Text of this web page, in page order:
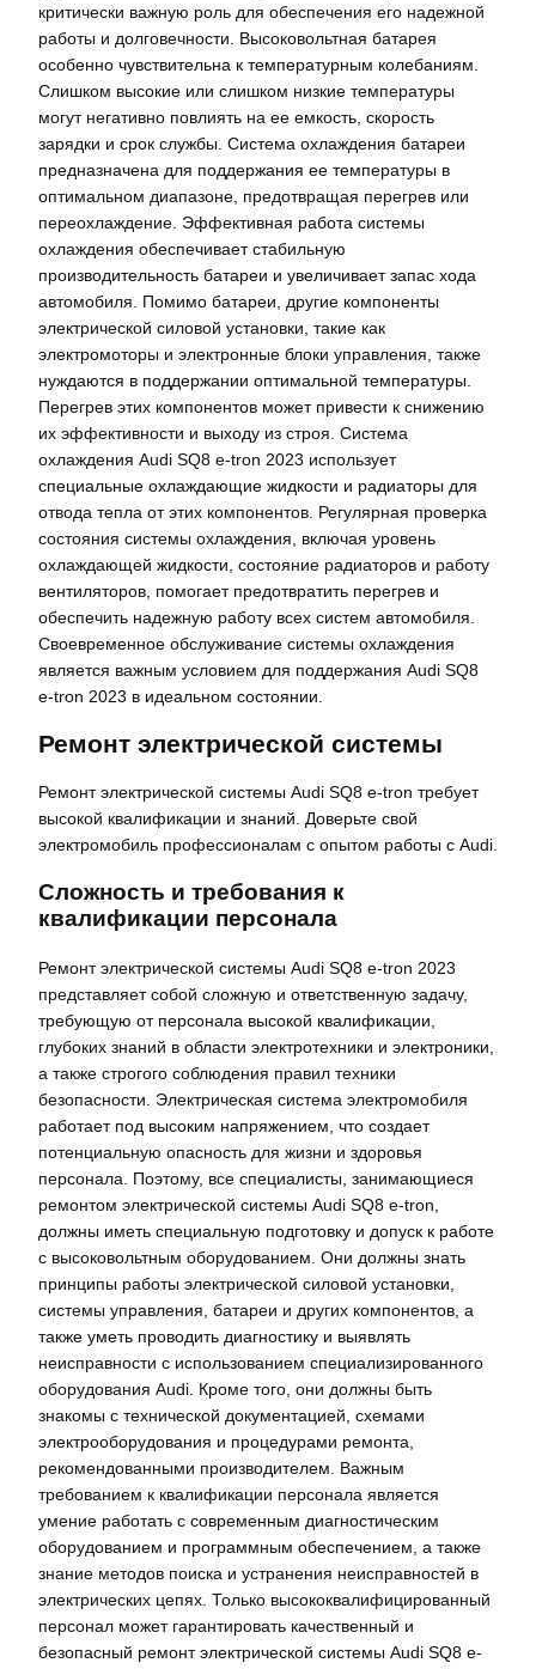
критически важную роль для обеспечения его надежной
работы и долговечности. Высоковольтная батарея
особенно чувствительна к температурным колебаниям.
Слишком высокие или слишком низкие температуры
могут негативно повлиять на ее емкость, скорость
зарядки и срок службы. Система охлаждения батареи
предназначена для поддержания ее температуры в
оптимальном диапазоне, предотвращая перегрев или
переохлаждение. Эффективная работа системы
охлаждения обеспечивает стабильную
производительность батареи и увеличивает запас хода
автомобиля. Помимо батареи, другие компоненты
электрической силовой установки, такие как
электромоторы и электронные блоки управления, также
нуждаются в поддержании оптимальной температуры.
Перегрев этих компонентов может привести к снижению
их эффективности и выходу из строя. Система
охлаждения Audi SQ8 e-tron 2023 использует
специальные охлаждающие жидкости и радиаторы для
отвода тепла от этих компонентов. Регулярная проверка
состояния системы охлаждения, включая уровень
охлаждающей жидкости, состояние радиаторов и работу
вентиляторов, помогает предотвратить перегрев и
обеспечить надежную работу всех систем автомобиля.
Своевременное обслуживание системы охлаждения
является важным условием для поддержания Audi SQ8
e-tron 2023 в идеальном состоянии.
Ремонт электрической системы
Ремонт электрической системы Audi SQ8 e-tron требует
высокой квалификации и знаний. Доверьте свой
электромобиль профессионалам с опытом работы с Audi.
Сложность и требования к
квалификации персонала
Ремонт электрической системы Audi SQ8 e-tron 2023
представляет собой сложную и ответственную задачу,
требующую от персонала высокой квалификации,
глубоких знаний в области электротехники и электроники,
а также строгого соблюдения правил техники
безопасности. Электрическая система электромобиля
работает под высоким напряжением, что создает
потенциальную опасность для жизни и здоровья
персонала. Поэтому, все специалисты, занимающиеся
ремонтом электрической системы Audi SQ8 e-tron,
должны иметь специальную подготовку и допуск к работе
с высоковольтным оборудованием. Они должны знать
принципы работы электрической силовой установки,
системы управления, батареи и других компонентов, а
также уметь проводить диагностику и выявлять
неисправности с использованием специализированного
оборудования Audi. Кроме того, они должны быть
знакомы с технической документацией, схемами
электрооборудования и процедурами ремонта,
рекомендованными производителем. Важным
требованием к квалификации персонала является
умение работать с современным диагностическим
оборудованием и программным обеспечением, а также
знание методов поиска и устранения неисправностей в
электрических цепях. Только высококвалифицированный
персонал может гарантировать качественный и
безопасный ремонт электрической системы Audi SQ8 e-